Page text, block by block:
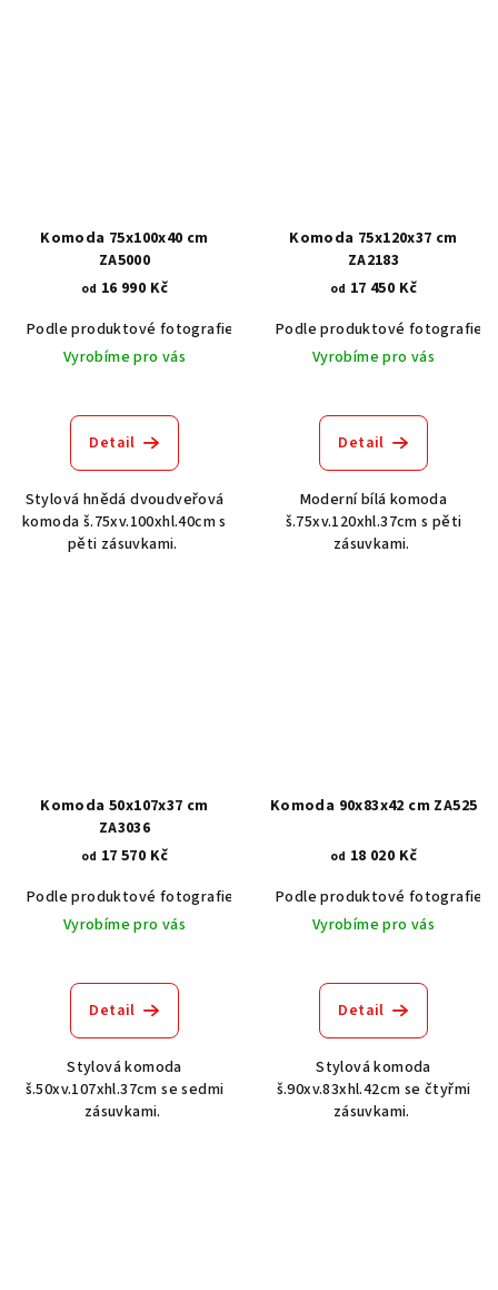
Komoda 75x100x40 cm
ZA5000
od 16 990 Kč
Podle produktové fotografie
Akát vintage BT1551
Ořech
Vyrobíme pro vás
Detail
Stylová hnědá dvoudveřová
komoda š.75xv.100xhl.40cm s
pěti zásuvkami.
Komoda 75x120x37 cm
ZA2183
od 17 450 Kč
Podle produktové fotografie
Vyrobíme pro vás
Detail
Moderní bílá komoda
š.75xv.120xhl.37cm s pěti
zásuvkami.
Komoda 50x107x37 cm
ZA3036
od 17 570 Kč
Podle produktové fotografie
Akát vintage BT1551
Dub světlý
Vyrobíme pro vás
Detail
Stylová komoda
š.50xv.107xhl.37cm se sedmi
zásuvkami.
Komoda 90x83x42 cm ZA525
od 18 020 Kč
Podle produktové fotografie
Vyrobíme pro vás
Detail
Stylová komoda
š.90xv.83xhl.42cm se čtyřmi
zásuvkami.